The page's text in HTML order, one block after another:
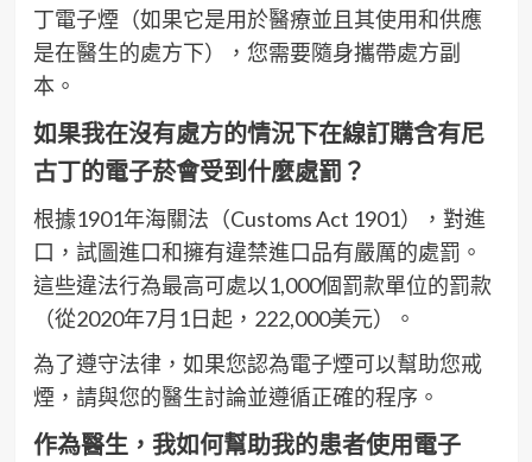
丁電子煙（如果它是用於醫療並且其使用和供應
是在醫生的處方下），您需要隨身攜帶處方副
本。
如果我在沒有處方的情況下在線訂購含有尼
古丁的電子菸會受到什麼處罰？
根據1901年海關法（Customs Act 1901），對進
口，試圖進口和擁有違禁進口品有嚴厲的處罰。
這些違法行為最高可處以1,000個罰款單位的罰款
（從2020年7月1日起，222,000美元）。
為了遵守法律，如果您認為電子煙可以幫助您戒
煙，請與您的醫生討論並遵循正確的程序。
作為醫生，我如何幫助我的患者使用電子